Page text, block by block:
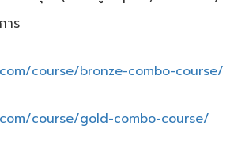
าร
course/bronze-combo-course/
course/gold-combo-course/